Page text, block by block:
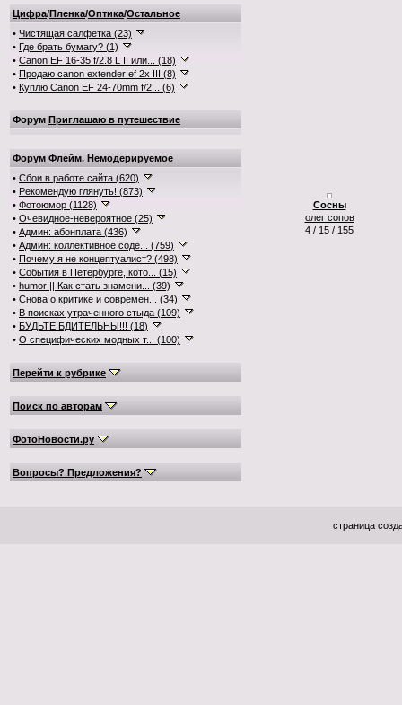
Цифра/Пленка/Оптика/Остальное
• Чистящая салфетка (23)
• Где брать бумагу? (1)
• Canon EF 16-35 f/2.8 L II или... (18)
• Продаю canon extender ef 2x III (8)
• Куплю Canon EF 24-70mm f/2... (6)
Форум Приглашаю в путешествие
Форум Флейм. Немодерируемое
• Сбои в работе сайта (620)
• Рекомендую глянуть! (873)
• Фотоюмор (1128)
• Очевидное-невероятное (25)
• Админ: абонплата (436)
• Админ: коллективное соде... (759)
• Почему я не концептуалист? (498)
• События в Петербурге, кото... (15)
• humor || Как стать знамени... (39)
• Снова о критике и современ... (34)
• В поисках утраченного стыда (109)
• БУДЬТЕ БДИТЕЛЬНЫ!!! (18)
• О специфических модных т... (100)
Перейти к рубрике
Поиск по авторам
ФотоНовости.ру
Вопросы? Предложения?
Сосны
олег сопов
4 / 15 / 155
страница